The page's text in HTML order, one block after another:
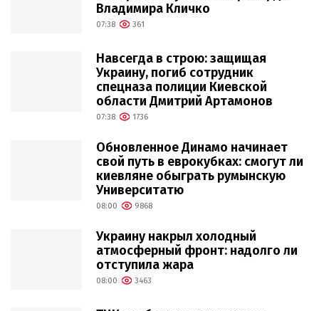
Владимира Кличко
07:38 361
Навсегда в строю: защищая
Украину, погиб сотрудник
спецназа полиции Киевской
области Дмитрий Артамонов
07:38 1736
Обновленное Динамо начинает
свой путь в еврокубках: смогут ли
киевляне обыграть румынскую
Университатю
08:00 9868
Украину накрыл холодный
атмосферный фронт: надолго ли
отступила жара
08:00 3463